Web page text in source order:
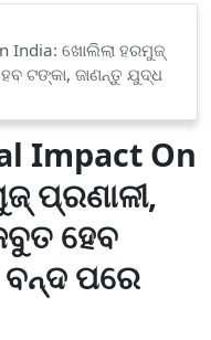
India: ଖୋଲିଲା ହରମୁଜ୍
ଟଙ୍କା, ଜାଣନ୍ତୁ ଯୁଦ୍ଧ
Impact On
ପ୍ରଣାଳୀ,
ହେବ
ପରେ